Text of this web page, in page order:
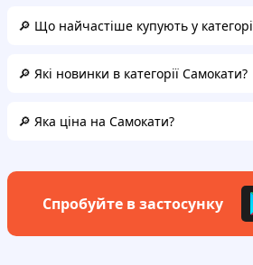
🔎 Що найчастіше купують у
🔎 Які новинки в категорії Самокати?
🔎 Яка ціна на Самокати?
Спробуйте в застосунку